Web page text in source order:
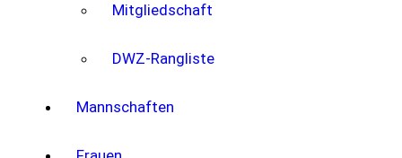
Mitgliedschaft
DWZ-Rangliste
Mannschaften